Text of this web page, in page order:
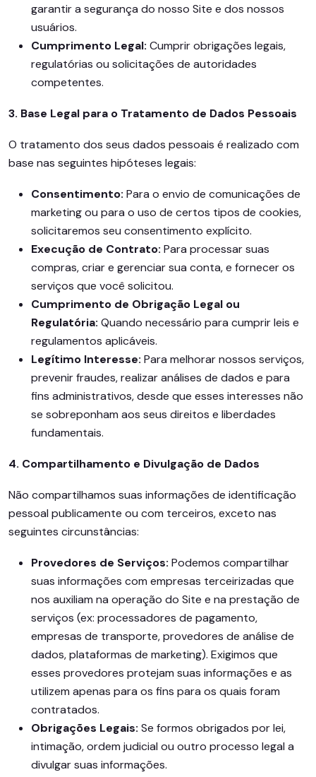
garantir a segurança do nosso Site e dos nossos
usuários.
Cumprimento Legal: Cumprir obrigações legais,
regulatórias ou solicitações de autoridades
competentes.
3. Base Legal para o Tratamento de Dados Pessoais
O tratamento dos seus dados pessoais é realizado com
base nas seguintes hipóteses legais:
Consentimento: Para o envio de comunicações de
marketing ou para o uso de certos tipos de cookies,
solicitaremos seu consentimento explícito.
Execução de Contrato: Para processar suas
compras, criar e gerenciar sua conta, e fornecer os
serviços que você solicitou.
Cumprimento de Obrigação Legal ou
Regulatória: Quando necessário para cumprir leis e
regulamentos aplicáveis.
Legítimo Interesse: Para melhorar nossos serviços,
prevenir fraudes, realizar análises de dados e para
fins administrativos, desde que esses interesses não
se sobreponham aos seus direitos e liberdades
fundamentais.
4. Compartilhamento e Divulgação de Dados
Não compartilhamos suas informações de identificação
pessoal publicamente ou com terceiros, exceto nas
seguintes circunstâncias:
Provedores de Serviços: Podemos compartilhar
suas informações com empresas terceirizadas que
nos auxiliam na operação do Site e na prestação de
serviços (ex: processadores de pagamento,
empresas de transporte, provedores de análise de
dados, plataformas de marketing). Exigimos que
esses provedores protejam suas informações e as
utilizem apenas para os fins para os quais foram
contratados.
Obrigações Legais: Se formos obrigados por lei,
intimação, ordem judicial ou outro processo legal a
divulgar suas informações.